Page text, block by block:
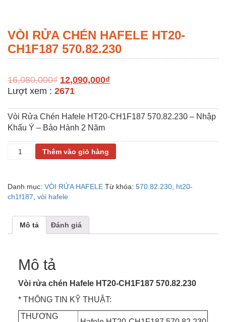
VÒI RỬA CHÉN HAFELE HT20-
CH1F187 570.82.230
16,080,000₫ 12,090,000₫
Lượt xem : 2671
Vòi Rửa Chén Hafele HT20-CH1F187 570.82.230 – Nhập
Khẩu Ý – Bảo Hành 2 Năm
VÒI
HT20-
CH1F187
số
lượng
Thêm vào giỏ hàng
Danh mục: VÒI RỬA HAFELE Từ khóa: 570.82.230 ht20-
ch1f187 vòi hafele
Mô tả Đánh giá
Mô tả
Vòi rửa chén Hafele HT20-CH1F187 570.82.230
* THÔNG TIN KỸ THUẬT:
THƯƠNG